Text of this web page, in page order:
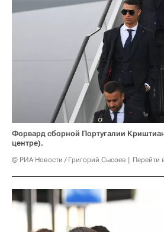
Форвард сборной Португалии
центре).
© РИА Новости / Григорий Сысоев Перейти